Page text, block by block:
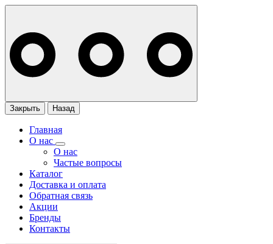
Закрыть Назад
Главная
О нас
О нас
Частые вопросы
Каталог
Доставка и оплата
Обратная связь
Акции
Бренды
Контакты